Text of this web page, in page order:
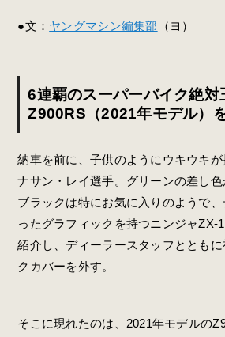
●文： ヤングマシン編集部 （ヨ）
6連覇のスーパーバイク絶対
Z900RS（2021年モデル）
納車を前に、子供のようにウキウキ
ナサン・レイ選手。グリーンの差し
ブラックは特にお気に入りのようで
ったグラフィックを持つニンジャZX-
紹介し、ディーラースタッフととも
クカバーを外す。
そこに現れたのは、2021年モデルの